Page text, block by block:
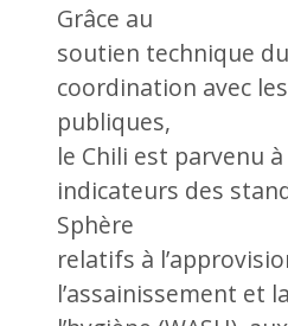
Grâce au
soutien technique
coordination avec
publiques,
le Chili est parvenu
indicateurs des
Sphère
relatifs à
l’assainissement et